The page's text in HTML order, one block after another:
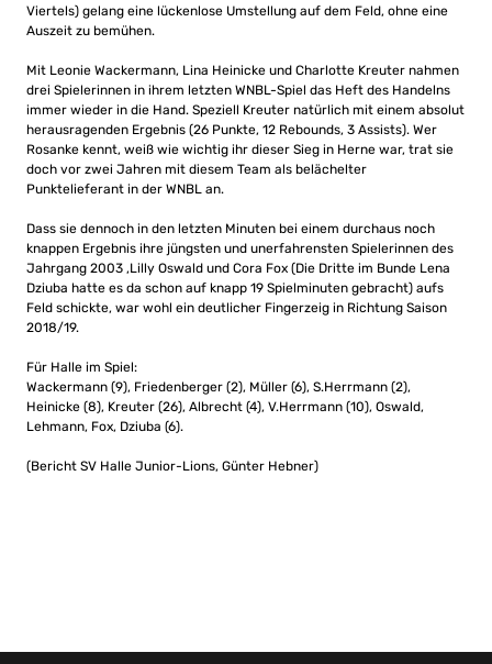
Viertels) gelang eine lückenlose Umstellung auf dem Feld, ohne eine
Auszeit zu bemühen.
Mit Leonie Wackermann, Lina Heinicke und Charlotte Kreuter nahmen
drei Spielerinnen in ihrem letzten WNBL-Spiel das Heft des Handelns
immer wieder in die Hand. Speziell Kreuter natürlich mit einem absolut
herausragenden Ergebnis (26 Punkte, 12 Rebounds, 3 Assists). Wer
Rosanke kennt, weiß wie wichtig ihr dieser Sieg in Herne war, trat sie
doch vor zwei Jahren mit diesem Team als belächelter
Punktelieferant in der WNBL an.
Dass sie dennoch in den letzten Minuten bei einem durchaus noch
knappen Ergebnis ihre jüngsten und unerfahrensten Spielerinnen des
Jahrgang 2003 ,Lilly Oswald und Cora Fox (Die Dritte im Bunde Lena
Dziuba hatte es da schon auf knapp 19 Spielminuten gebracht) aufs
Feld schickte, war wohl ein deutlicher Fingerzeig in Richtung Saison
2018/19.
Für Halle im Spiel:
Wackermann (9), Friedenberger (2), Müller (6), S.Herrmann (2),
Heinicke (8), Kreuter (26), Albrecht (4), V.Herrmann (10), Oswald,
Lehmann, Fox, Dziuba (6).
(Bericht SV Halle Junior-Lions, Günter Hebner)